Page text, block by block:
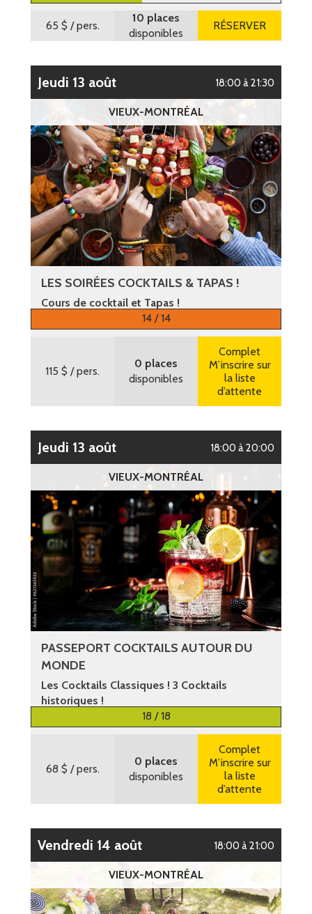
65 $ / pers.
10 places
disponibles
RÉSERVER
jeudi 13 août 18:00 à 21:30
VIEUX-MONTRÉAL
LES SOIRÉES COCKTAILS & TAPAS !
Cours de cocktail et Tapas !
Plus d’informations
14 / 14
115 $ / pers.
0 places
disponibles
Complet
M’inscrire sur
la liste
d’attente
jeudi 13 août 18:00 à 20:00
VIEUX-MONTRÉAL
PASSEPORT COCKTAILS AUTOUR DU
MONDE
Les Cocktails Classiques ! 3 Cocktails
historiques !
Plus d’informations
18 / 18
68 $ / pers.
0 places
disponibles
Complet
M’inscrire sur
la liste
d’attente
vendredi 14 août 18:00 à 21:00
VIEUX-MONTRÉAL